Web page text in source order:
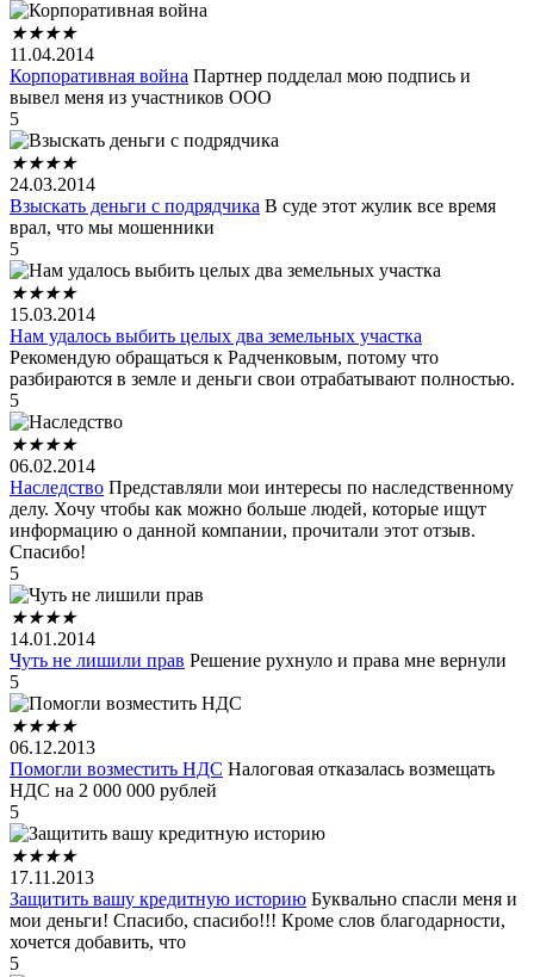
★★★★
11.04.2014
Корпоративная война Партнер подделал мою подпись и
вывел меня из участников ООО
5
★★★★
24.03.2014
Взыскать деньги с подрядчика В суде этот жулик все время
врал, что мы мошенники
5
★★★★
15.03.2014
Нам удалось выбить целых два земельных участка
Рекомендую обращаться к Радченковым, потому что
разбираются в земле и деньги свои отрабатывают полностью.
5
★★★★
06.02.2014
Наследство Представляли мои интересы по наследственному
делу. Хочу чтобы как можно больше людей, которые ищут
информацию о данной компании, прочитали этот отзыв.
Спасибо!
5
★★★★
14.01.2014
Чуть не лишили прав Решение рухнуло и права мне вернули
5
★★★★
06.12.2013
Помогли возместить НДС Налоговая отказалась возмещать
НДС на 2 000 000 рублей
5
★★★★
17.11.2013
Защитить вашу кредитную историю Буквально спасли меня и
мои деньги! Спасибо, спасибо!!! Кроме слов благодарности,
хочется добавить, что
5